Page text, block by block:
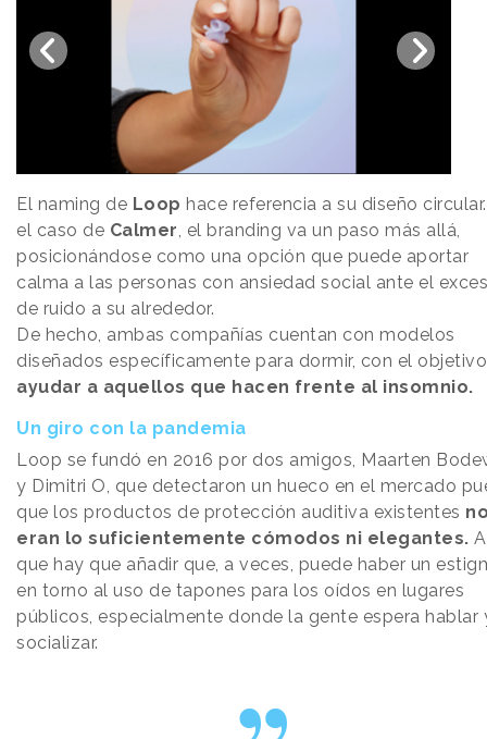
El naming de Loop hace referencia a su diseño
el caso de Calmer, el branding va un paso más allá,
posicionándose como una opción que puede aportar
calma a las personas con ansiedad social ante el
de ruido a su alrededor.
De hecho, ambas compañías cuentan con modelos
diseñados específicamente para dormir, con el
ayudar a aquellos que hacen frente al insomnio.
Un giro con la pandemia
Loop se fundó en 2016 por dos amigos, Maarten
y Dimitri O, que detectaron un hueco en el mercado
que los productos de protección auditiva existentes
eran lo suficientemente cómodos ni elegantes.
que hay que añadir que, a veces, puede haber un
en torno al uso de tapones para los oídos en lugares
públicos, especialmente donde la gente espera hablar
socializar.